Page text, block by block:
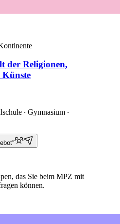
der Religionen,
‧ Gymnasium ‧
das Sie beim MPZ mit
können.